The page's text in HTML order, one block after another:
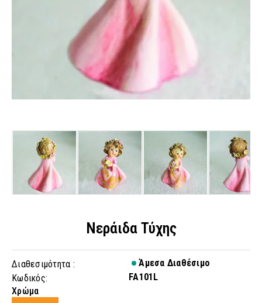
Νεράιδα Τύχης
Διαθεσιμότητα :
Άμεσα Διαθέσιμο
Κωδικός:
FA101L
Χρώμα